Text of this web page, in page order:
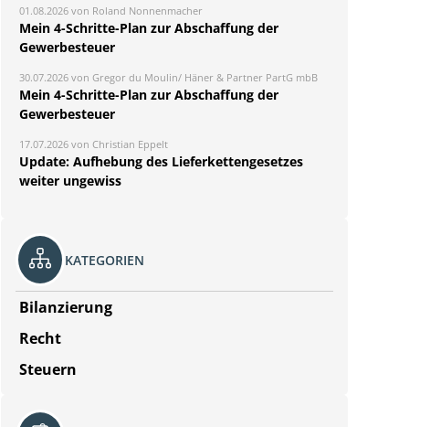
01.08.2026 von Roland Nonnenmacher
Mein 4-Schritte-Plan zur Abschaffung der
Gewerbesteuer
30.07.2026 von Gregor du Moulin/ Häner & Partner PartG mbB
Mein 4-Schritte-Plan zur Abschaffung der
Gewerbesteuer
17.07.2026 von Christian Eppelt
Update: Aufhebung des Lieferkettengesetzes
weiter ungewiss
KATEGORIEN
Bilanzierung
Recht
Steuern